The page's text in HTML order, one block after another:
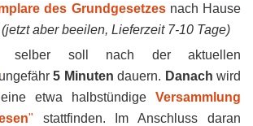
des Grundgesetzesnach Hause
(jetzt aber beeilen, Lieferzeit 7-10 Tage)
selber soll nach der aktuellen
ungefähr 5 Minuten dauern. Danach wird
etwa halbstündige Versammlung
" stattfinden. Im Anschluss daran